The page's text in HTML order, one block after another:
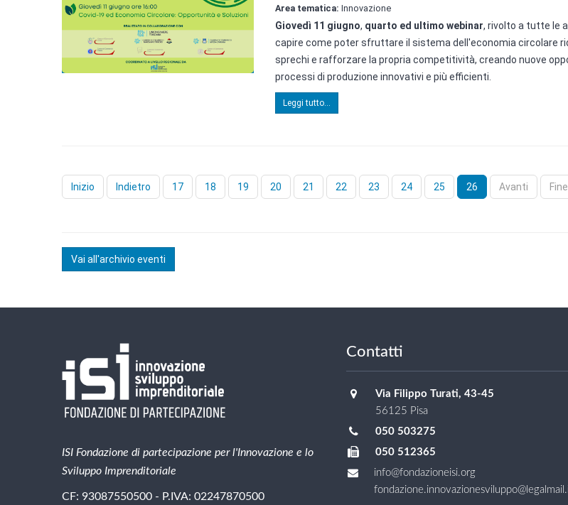
Area tematica: Innovazione
Giovedì 11 giugno, quarto ed ultimo webinar, rivolto a tutte le
capire come poter sfruttare il sistema dell'economia circolare
sprechi e rafforzare la propria competitività, creando nuove
processi di produzione innovativi e più efficienti.
Leggi tutto...
Inizio Indietro 17 18 19 20 21 22 23 24 25 26 Avanti Fine
Vai all'archivio eventi
ISI Fondazione di partecipazione per l'Innovazione e lo
Sviluppo Imprenditoriale
CF: 93087550500 - P.IVA: 02247870500
Contatti
Via Filippo Turati, 43-45
56125 Pisa
050 503275
050 512365
info@fondazioneisi.org